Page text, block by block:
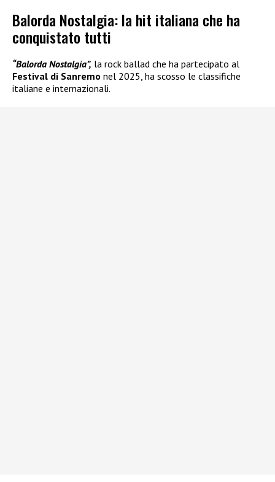
Balorda Nostalgia: la hit italiana che ha
conquistato tutti
“Balorda Nostalgia”, la rock ballad che ha partecipato al
Festival di Sanremo nel 2025, ha scosso le classifiche
italiane e internazionali.